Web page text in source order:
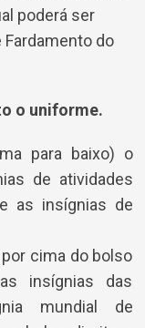
poderá ser
Fardamento do
o uniforme.
para baixo) o
de atividades
as insígnias de
cima do bolso
insígnias das
mundial de